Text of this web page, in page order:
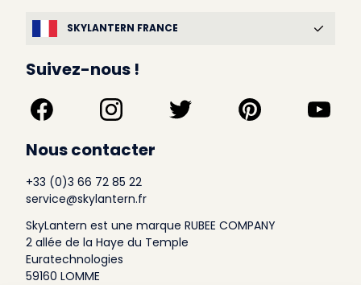
SKYLANTERN FRANCE
Suivez-nous !
Nous contacter
+33 (0)3 66 72 85 22
service@skylantern.fr
SkyLantern est une marque RUBEE COMPANY
2 allée de la Haye du Temple
Euratechnologies
59160 LOMME